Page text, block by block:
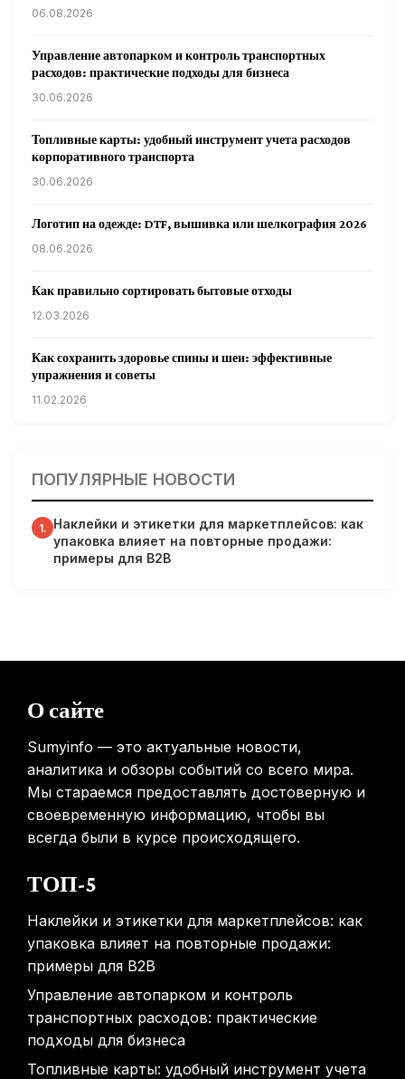
06.08.2026
Управление автопарком и контроль транспортных
расходов: практические подходы для бизнеса
30.06.2026
Топливные карты: удобный инструмент учета расходов
корпоративного транспорта
30.06.2026
Логотип на одежде: DTF, вышивка или шелкография 2026
08.06.2026
Как правильно сортировать бытовые отходы
12.03.2026
Как сохранить здоровье спины и шеи: эффективные
упражнения и советы
11.02.2026
31.01.2026
Гарвардские ученые обнаружили сеть лимфатических
сосудов в мозге человека и мышей
31.01.2026
выявления рисков раннего старения
ПОПУЛЯРНЫЕ НОВОСТИ
1. Наклейки и этикетки для маркетплейсов: как
упаковка влияет на повторные продажи:
примеры для B2B
О сайте
Sumyinfo — это актуальные новости,
аналитика и обзоры событий со всего мира.
Мы стараемся предоставлять достоверную и
своевременную информацию, чтобы вы
всегда были в курсе происходящего.
ТОП-5
Наклейки и этикетки для маркетплейсов: как
упаковка влияет на повторные продажи:
примеры для B2B
Управление автопарком и контроль
транспортных расходов: практические
подходы для бизнеса
Топливные карты: удобный инструмент учета